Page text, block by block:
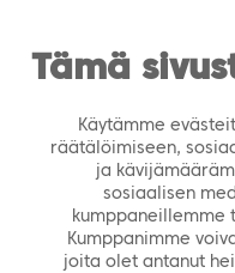
Tämä
Käytämme
räätälöimiseen,
ja
sosiaalisen
kumppaneillemme
Kumppanimme
joita olet antanut
https://tiera.fi/name
Etusivu ›
maksat vain
Tiera Pilvi joustaa
ARTIKKELI